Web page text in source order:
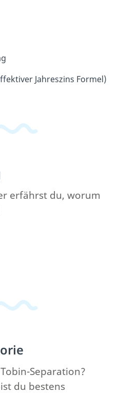
Jahreszins Formel)
erfährst du, worum
Separation?
du bestens